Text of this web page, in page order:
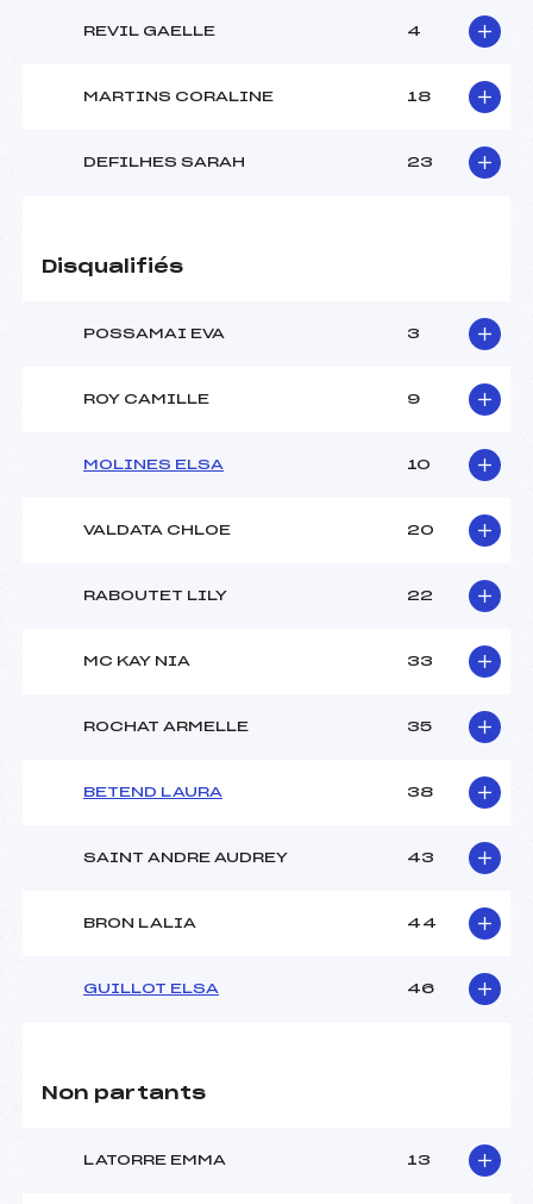
REVIL GAELLE 4
MARTINS CORALINE 18
DEFILHES SARAH 23
Disqualifiés
POSSAMAI EVA 3
ROY CAMILLE 9
MOLINES ELSA 10
VALDATA CHLOE 20
RABOUTET LILY 22
MC KAY NIA 33
ROCHAT ARMELLE 35
BETEND LAURA 38
SAINT ANDRE AUDREY 43
BRON LALIA 44
GUILLOT ELSA 46
Non partants
LATORRE EMMA 13